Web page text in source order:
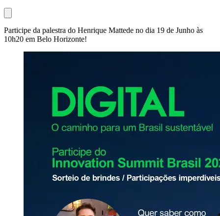
Participe da palestra do Henrique Mattede no dia 19 de Junho às
10h20 em Belo Horizonte!